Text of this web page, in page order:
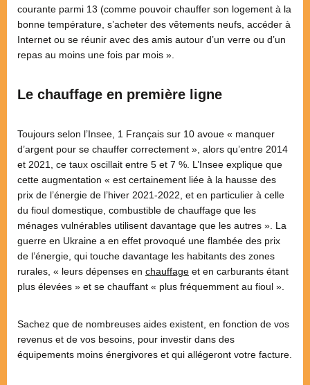
courante parmi 13 (comme pouvoir chauffer son logement à la
bonne température, s’acheter des vêtements neufs, accéder à
Internet ou se réunir avec des amis autour d’un verre ou d’un
repas au moins une fois par mois ».
Le chauffage en première ligne
Toujours selon l’Insee, 1 Français sur 10 avoue « manquer
d’argent pour se chauffer correctement », alors qu’entre 2014
et 2021, ce taux oscillait entre 5 et 7 %. L’Insee explique que
cette augmentation « est certainement liée à la hausse des
prix de l’énergie de l’hiver 2021-2022, et en particulier à celle
du fioul domestique, combustible de chauffage que les
ménages vulnérables utilisent davantage que les autres ». La
guerre en Ukraine a en effet provoqué une flambée des prix
de l’énergie, qui touche davantage les habitants des zones
rurales, « leurs dépenses en chauffage et en carburants étant
plus élevées » et se chauffant « plus fréquemment au fioul ».
Sachez que de nombreuses aides existent, en fonction de vos
revenus et de vos besoins, pour investir dans des
équipements moins énergivores et qui allégeront votre facture.